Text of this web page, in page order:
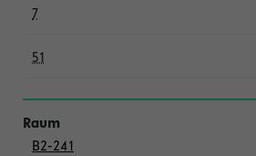
7
51
B2-241